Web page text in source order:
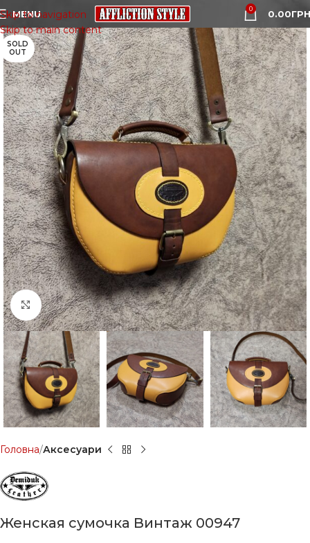
Skip to navigation
Skip to main content
MENU 0 0.00
SOLD
OUT
Click to enlarge
Головна Аксесуари
Женская сумочка Винтаж 00947